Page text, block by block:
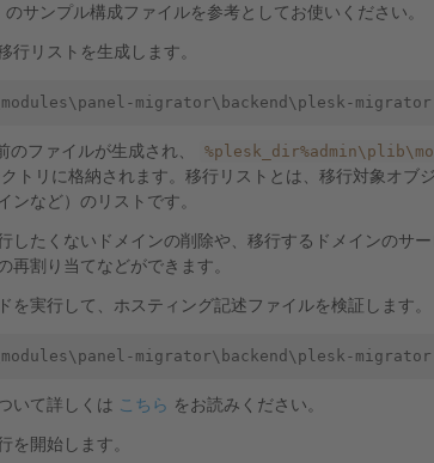
のサンプル構成ファイルを参考としてお使いください。
行リストを生成します。
のファイルが生成され、
トリに格納されます。移行リストとは、移行対象オブ
ンなど）のリストです。
したくないドメインの削除や、移行するドメインのサ
再割り当てなどができます。
を実行して、ホスティング記述ファイルを検証します。
いて詳しくは こちら をお読みください。
を開始します。